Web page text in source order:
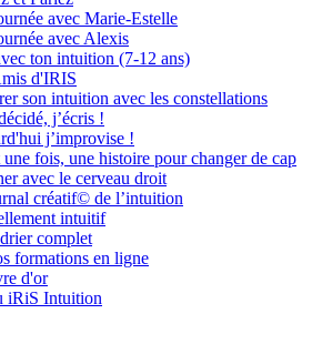
avec Marie-Estelle
avec Alexis
ton intuition (7-12 ans)
d'IRIS
son intuition avec les constellations
j’écris !
j’improvise !
fois, une histoire pour changer de cap
avec le cerveau droit
créatif© de l’intuition
intuitif
complet
formations en ligne
d'or
iRiS Intuition